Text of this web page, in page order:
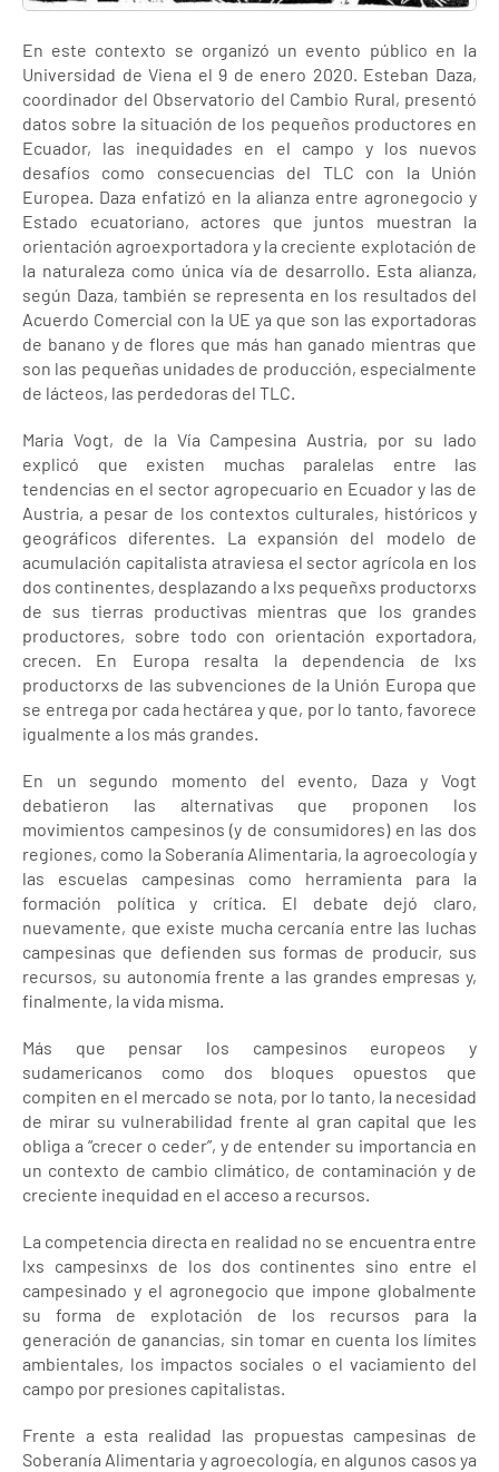
En este contexto se organizó un evento público en la
Universidad de Viena el 9 de enero 2020. Esteban Daza,
coordinador del Observatorio del Cambio Rural, presentó
datos sobre la situación de los pequeños productores en
Ecuador, las inequidades en el campo y los nuevos
desafíos como consecuencias del TLC con la Unión
Europea. Daza enfatizó en la alianza entre agronegocio y
Estado ecuatoriano, actores que juntos muestran la
orientación agroexportadora y la creciente explotación de
la naturaleza como única vía de desarrollo. Esta alianza,
según Daza, también se representa en los resultados del
Acuerdo Comercial con la UE ya que son las exportadoras
de banano y de flores que más han ganado mientras que
son las pequeñas unidades de producción, especialmente
de lácteos, las perdedoras del TLC.
Maria Vogt, de la Vía Campesina Austria, por su lado
explicó que existen muchas paralelas entre las
tendencias en el sector agropecuario en Ecuador y las de
Austria, a pesar de los contextos culturales, históricos y
geográficos diferentes. La expansión del modelo de
acumulación capitalista atraviesa el sector agrícola en los
dos continentes, desplazando a lxs pequeñxs productorxs
de sus tierras productivas mientras que los grandes
productores, sobre todo con orientación exportadora,
crecen. En Europa resalta la dependencia de lxs
productorxs de las subvenciones de la Unión Europa que
se entrega por cada hectárea y que, por lo tanto, favorece
igualmente a los más grandes.
En un segundo momento del evento, Daza y Vogt
debatieron las alternativas que proponen los
movimientos campesinos (y de consumidores) en las dos
regiones, como la Soberanía Alimentaria, la agroecología y
las escuelas campesinas como herramienta para la
formación política y crítica. El debate dejó claro,
nuevamente, que existe mucha cercanía entre las luchas
campesinas que defienden sus formas de producir, sus
recursos, su autonomía frente a las grandes empresas y,
finalmente, la vida misma.
Más que pensar los campesinos europeos y
sudamericanos como dos bloques opuestos que
compiten en el mercado se nota, por lo tanto, la necesidad
de mirar su vulnerabilidad frente al gran capital que les
obliga a “crecer o ceder”, y de entender su importancia en
un contexto de cambio climático, de contaminación y de
creciente inequidad en el acceso a recursos.
La competencia directa en realidad no se encuentra entre
lxs campesinxs de los dos continentes sino entre el
campesinado y el agronegocio que impone globalmente
su forma de explotación de los recursos para la
generación de ganancias, sin tomar en cuenta los límites
ambientales, los impactos sociales o el vaciamiento del
campo por presiones capitalistas.
Frente a esta realidad las propuestas campesinas de
Soberanía Alimentaria y agroecología, en algunos casos ya